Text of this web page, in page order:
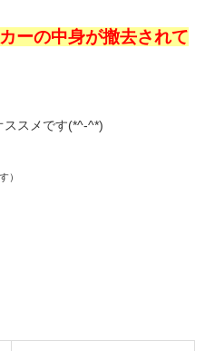
ーの中身が撤去されて
ススメです(*^-^*)
）